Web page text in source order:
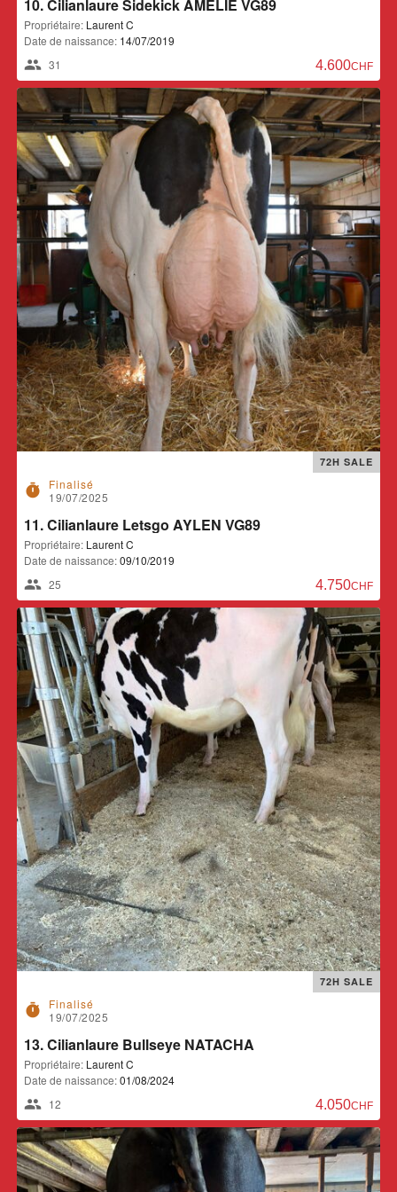
10. Cilianlaure Sidekick AMÉLIE VG89
Propriétaire: Laurent C
Date de naissance: 14/07/2019
31
4.600,00
timer
Finalisé
19/07/2025
72H SALE
11. Cilianlaure Letsgo AYLEN VG89
Propriétaire: Laurent C
Date de naissance:09/10/2019
25
4.750,00
timer
Finalisé
19/07/2025
72H SALE
13. Cilianlaure Bullseye NATACHA
Propriétaire: Laurent C
Date de naissance:01/08/2024
12
4.050,00